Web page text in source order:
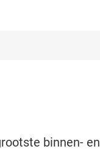
binnen- en